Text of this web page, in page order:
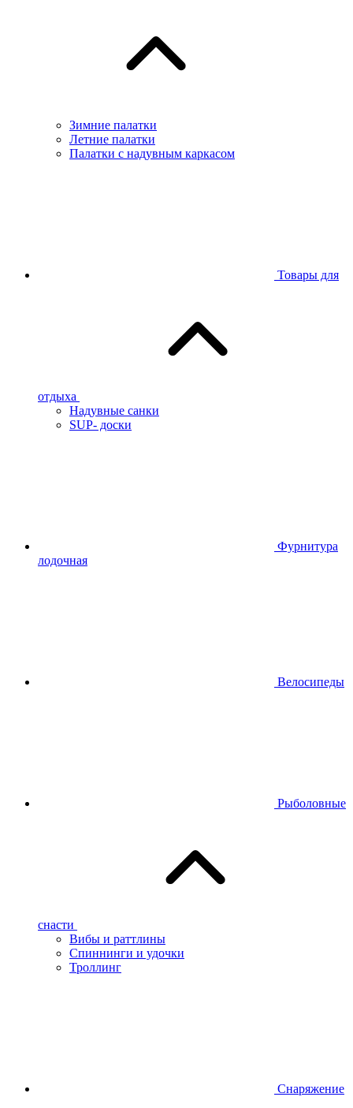
Зимние палатки
Летние палатки
Палатки с надувным каркасом
Товары для
отдыха
Надувные санки
SUP- доски
Фурнитура
лодочная
Велосипеды
Рыболовные
снасти
Вибы и раттлины
Спиннинги и удочки
Троллинг
Снаряжение